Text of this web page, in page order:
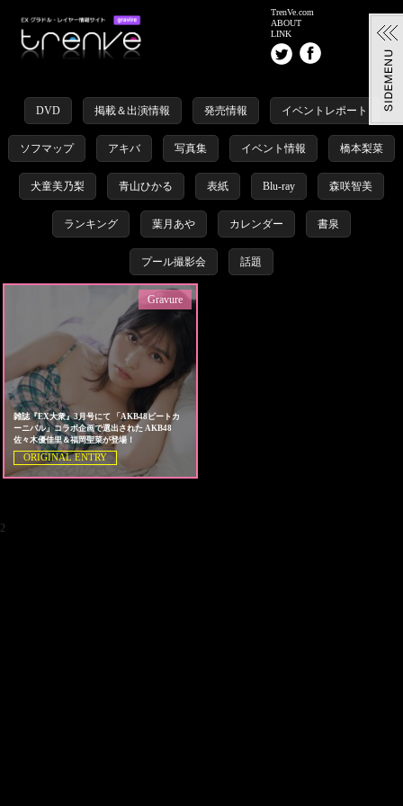
TrenVe.com
ABOUT
LINK
DVD 掲載＆出演情報 発売情報 イベントレポート
ソフマップ アキバ 写真集 イベント情報 橋本梨菜
犬童美乃梨 青山ひかる 表紙 Blu-ray 森咲智美
ランキング 葉月あや カレンダー 書泉
プール撮影会 話題
雑誌『EX大衆』3月号にて 「AKB48ビートカ
ーニバル」コラボ企画で選出された AKB48
佐々木優佳里＆福岡聖菜が登場！
ORIGINAL ENTRY
Gravure
2